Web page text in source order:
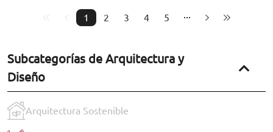
1 2 3 4 5
Subcategorías de Arquitectura y
Diseño
Arquitectura Sostenible